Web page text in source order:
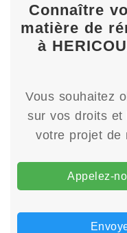
Connaître
matière de
à
Vous souhaitez
sur vos droits et
votre projet de
Appelez-